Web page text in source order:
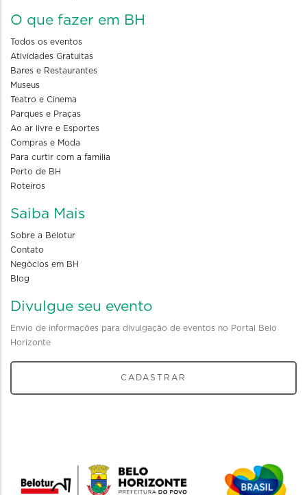
O que fazer em BH
Todos os eventos
Atividades Gratuitas
Bares e Restaurantes
Museus
Teatro e Cinema
Parques e Praças
Ao ar livre e Esportes
Compras e Moda
Para curtir com a familia
Perto de BH
Roteiros
Saiba Mais
Sobre a Belotur
Contato
Negócios em BH
Blog
Divulgue seu evento
Envio de informações para divulgação de eventos no Portal Belo
Horizonte
CADASTRAR